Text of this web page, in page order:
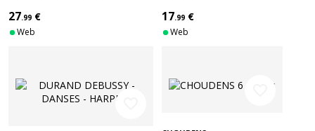
27.99 €
Web
17.99 €
Web